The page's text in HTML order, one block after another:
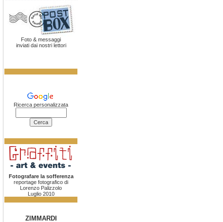
Foto & messaggi
inviati dai nostri lettori
Ricerca personalizzata
Fotografare la sofferenza
reportage fotografico di
Lorenzo Palizzolo
Luglio 2010
ZIMMARDI